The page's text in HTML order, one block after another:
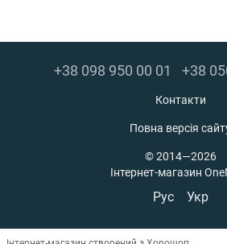
+38 098 950 00 01 +38
Контакти
Повна версія
© 2014—2026
Інтернет-магазин
Рус Укр